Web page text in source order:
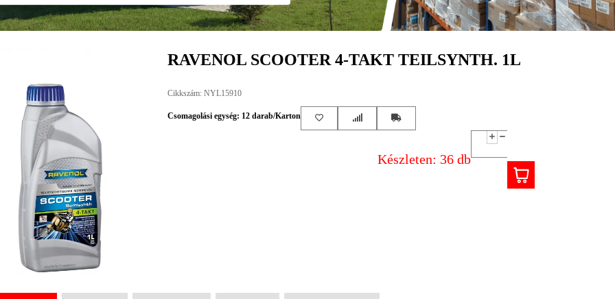
RAVENOL SCOOTER 4-TAKT TEILSYNTH. 1L
Cikkszám: NYL15910
Csomagolási egység: 12 darab/Karton
Készleten: 36 db